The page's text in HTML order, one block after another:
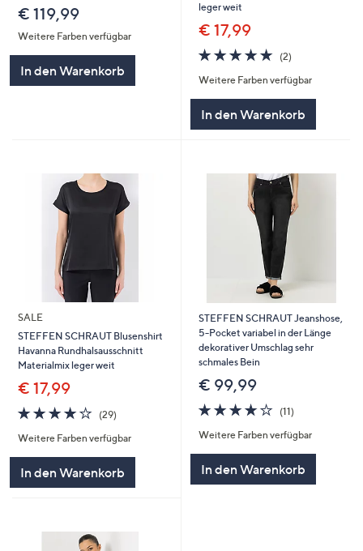
€ 119,99
Weitere Farben verfügbar
In den Warenkorb
leger weit
€ 17,99
5.0
von
5
(2)2
Weitere Farben verfügbar
In den Warenkorb
SALE
STEFFEN SCHRAUT Blusenshirt
Havanna Rundhalsausschnitt
Materialmix leger weit
€ 17,99
4.0
von
5
(29)29
Weitere Farben verfügbar
In den Warenkorb
STEFFEN SCHRAUT Jeanshose,
5-Pocket variabel in der Länge
dekorativer Umschlag sehr
schmales Bein
€ 99,99
3.8
von
5
(11)11
Weitere Farben verfügbar
In den Warenkorb